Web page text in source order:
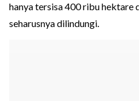
hanya tersisa 400 ribu hektare
seharusnya dilindungi.